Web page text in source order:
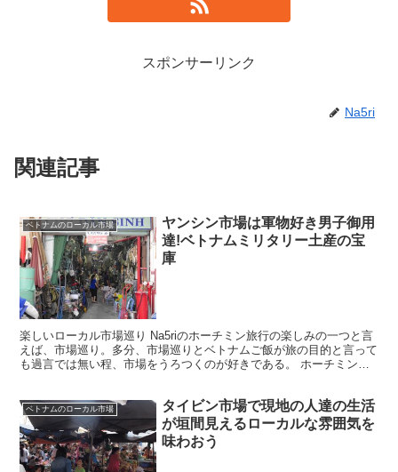
スポンサーリンク
Na5ri
関連記事
ベトナムのローカル市場
ヤンシン市場は軍物好き男子御用
達!ベトナムミリタリー土産の宝
庫
楽しいローカル市場巡り Na5riのホーチミン旅行の楽しみの一つと言
えば、市場巡り。多分、市場巡りとベトナムご飯が旅の目的と言って
も過言では無い程、市場をうろつくのが好きである。 ホーチミン市
ベトナムのローカル市場
タイビン市場で現地の人達の生活
が垣間見えるローカルな雰囲気を
味わおう